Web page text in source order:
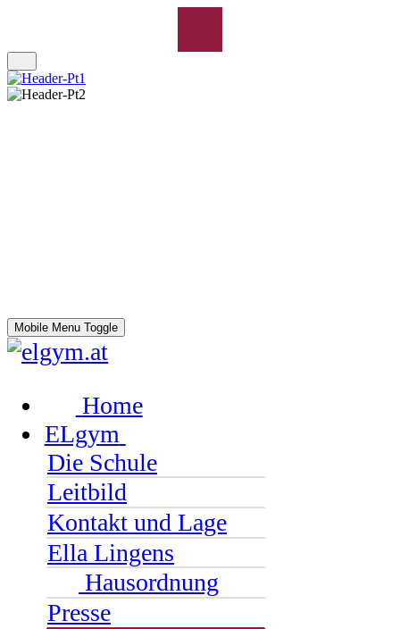
Mobile Menu Toggle
Home
ELgym
Die Schule
Leitbild
Kontakt und Lage
Ella Lingens
Hausordnung
Presse